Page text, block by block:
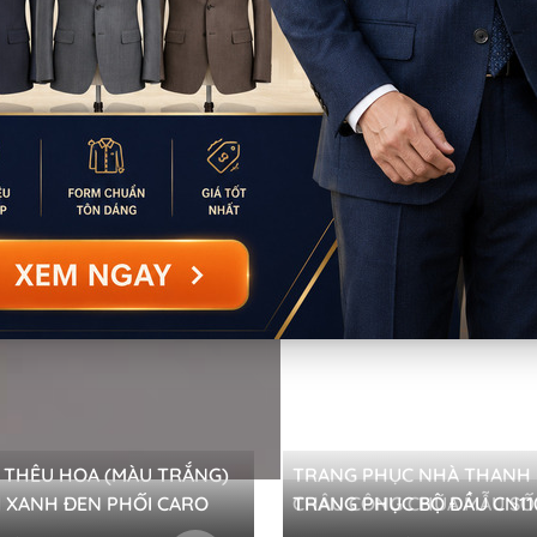
HOA (MÀU TRẮNG)
TRANG PHỤC NHÀ THANH -HOÀN
CHÂU CÔNG CHÚA
XANH ĐEN PHỐI CARO
TRANG PHỤC BỘ ĐẦU